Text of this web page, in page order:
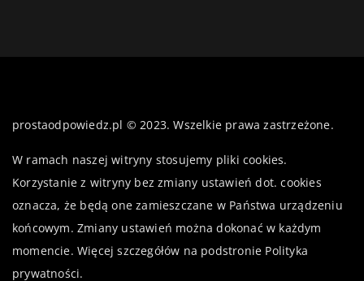
prostaodpowiedz.pl © 2023. Wszelkie prawa zastrzeżone.
W ramach naszej witryny stosujemy pliki cookies.
Korzystanie z witryny bez zmiany ustawień dot. cookies
oznacza, że będą one zamieszczane w Państwa urządzeniu
końcowym. Zmiany ustawień można dokonać w każdym
momencie. Więcej szczegółów na podstronie Polityka
prywatności.